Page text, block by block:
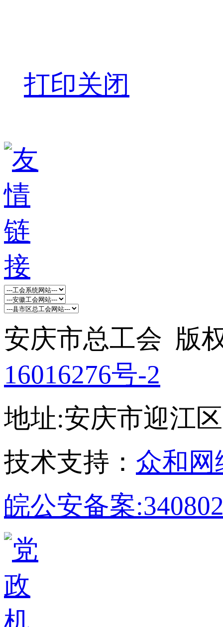
打印关闭
安庆市总工会 版
16016276号-2
地址:安庆市迎江
技术支持： 众和网
皖公安备案